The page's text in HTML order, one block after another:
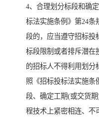
4、合理划分标段和确
标法实施条例》第24条
段的，应当遵守招标投
标段限制或者排斥潜在
的招标人不得利用划分
照《招标投标法实施条
段、确定工期(或交货
程技术上紧密相连、不